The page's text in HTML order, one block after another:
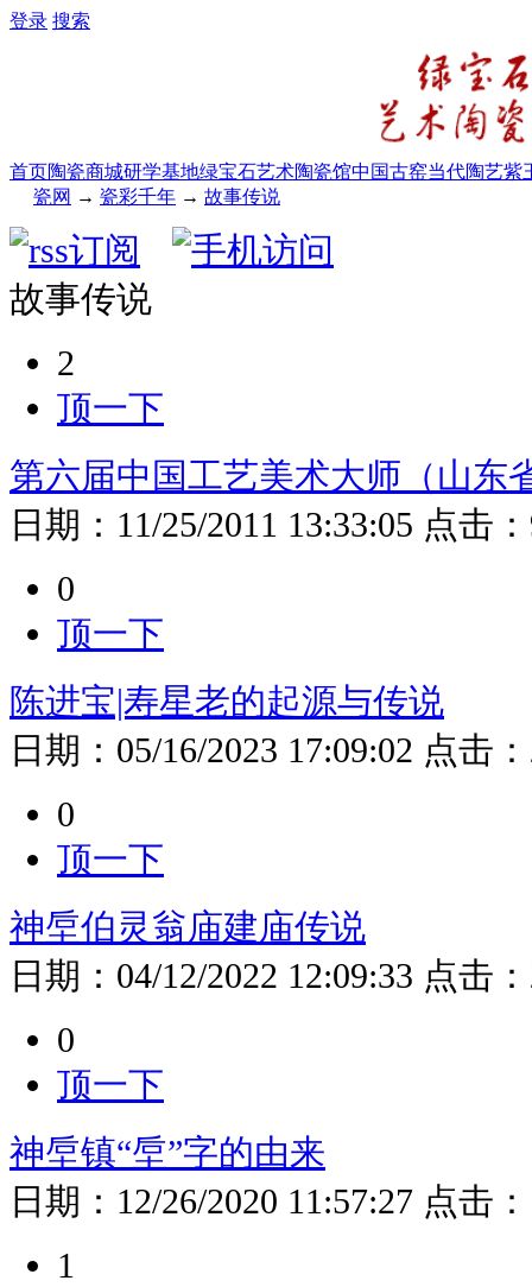
登录 搜索
首页陶瓷商城研学基地绿宝石艺术陶瓷馆中国古窑当代陶艺紫
瓷网 → 瓷彩千年 → 故事传说
故事传说
2
顶一下
第六届中国工艺美术大师（山东
日期： 11/25/2011 13:33:05 点击：
0
顶一下
陈进宝|寿星老的起源与传说
日期： 05/16/2023 17:09:02 点击：
0
顶一下
神垕伯灵翁庙建庙传说
日期： 04/12/2022 12:09:33 点击：
0
顶一下
神垕镇“垕”字的由来
日期： 12/26/2020 11:57:27 点击：
1